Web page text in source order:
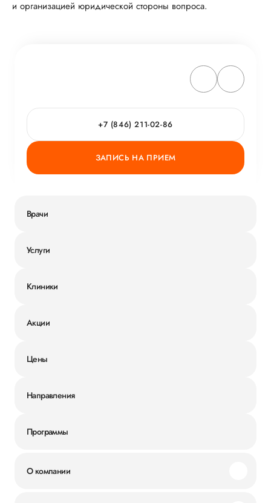
и организацией юридической стороны вопроса.
+7 (846) 211-02-86
ЗАПИСЬ НА ПРИЕМ
Врачи
Услуги
Клиники
Акции
Цены
Направления
Программы
О компании